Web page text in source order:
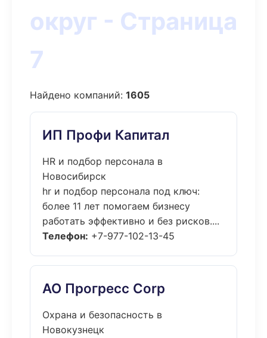
округ - Страница
7
Найдено компаний: 1605
ИП Профи Капитал
HR и подбор персонала в
Новосибирск
hr и подбор персонала под ключ:
более 11 лет помогаем бизнесу
работать эффективно и без рисков....
Телефон: +7-977-102-13-45
АО Прогресс Corp
Охрана и безопасность в
Новокузнецк